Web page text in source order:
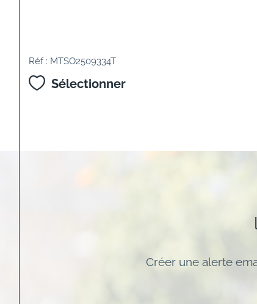
Réf : MTSO2509334T
Sélectionner
Créer une alerte